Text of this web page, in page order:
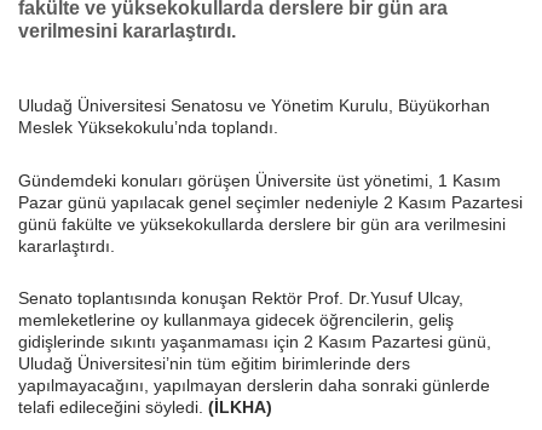
fakülte ve yüksekokullarda derslere bir gün ara
verilmesini kararlaştırdı.
Uludağ Üniversitesi Senatosu ve Yönetim Kurulu, Büyükorhan
Meslek Yüksekokulu’nda toplandı.
Gündemdeki konuları görüşen Üniversite üst yönetimi, 1 Kasım
Pazar günü yapılacak genel seçimler nedeniyle 2 Kasım Pazartesi
günü fakülte ve yüksekokullarda derslere bir gün ara verilmesini
kararlaştırdı.
Senato toplantısında konuşan Rektör Prof. Dr.Yusuf Ulcay,
memleketlerine oy kullanmaya gidecek öğrencilerin, geliş
gidişlerinde sıkıntı yaşanmaması için 2 Kasım Pazartesi günü,
Uludağ Üniversitesi’nin tüm eğitim birimlerinde ders
yapılmayacağını, yapılmayan derslerin daha sonraki günlerde
telafi edileceğini söyledi. (İLKHA)